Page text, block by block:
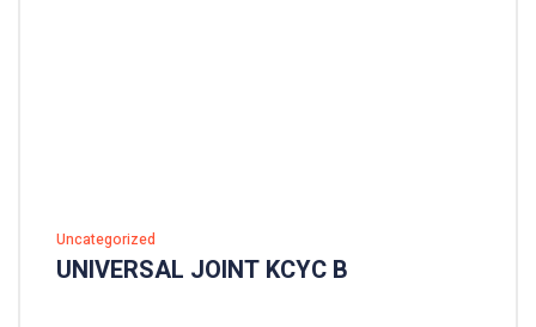
Uncategorized
UNIVERSAL JOINT KCYC B